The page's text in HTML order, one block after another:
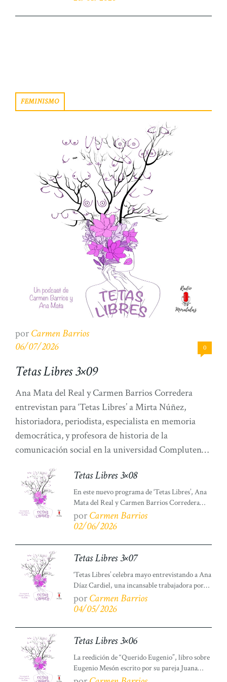
introduciéndonos en las diferentes secciones,
FEMINISMO
porCarmen Barrios
06/07/2026
0
Tetas Libres 3×09
Ana Mata del Real y Carmen Barrios Corredera
entrevistan para ‘Tetas Libres’ a Mirta Núñez,
historiadora, periodista, especialista en memoria
democrática, y profesora de historia de la
comunicación social en la universidad Complutense
la prensa en la zona Republicana, durante la Guerra
Civil. Comparte este/a entradaCompártelo Publícalo
Tetas Libres 3×08
En este nuevo programa de ‘Tetas Libres’, Ana
Mata del Real y Carmen Barrios Corredera
entrevistan a Lucía Santos Félix, mujer
feminista, activista vecinal y social, luchadora
funcional. La conversación gira en torno a la
discriminación que sufren las personas con
porCarmen Barrios
02/06/2026
Tetas Libres 3×07
‘Tetas Libres’ celebra mayo entrevistando a Ana
Díaz Cardiel, una incansable trabajadora por
los derechos de inclusión de las personas sordas.
Ana Mata del Real y Carmen Barrios
de lengua de signos, sobre la atención a las
personas sordas y sordociegas, así como las
porCarmen Barrios
04/05/2026
Tetas Libres 3×06
La reedición de “Querido Eugenio”, libro sobre
Eugenio Mesón escrito por su pareja Juana
Doña animó a ‘Tetas Libres’ a hacer un